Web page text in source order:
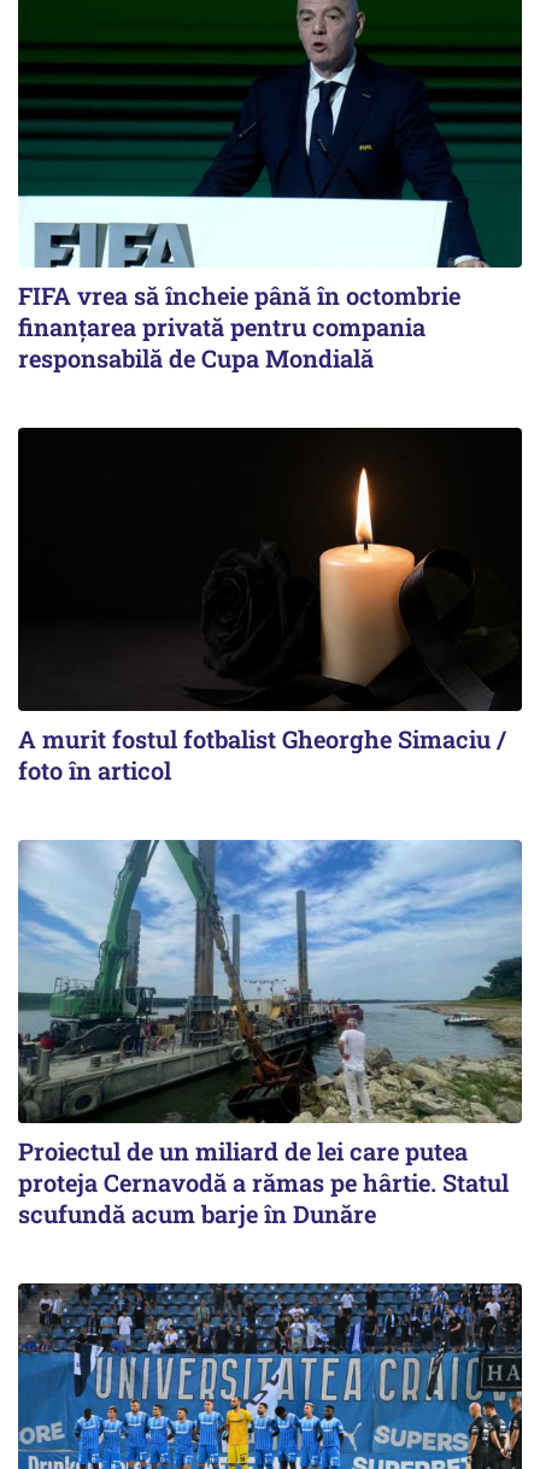
FIFA vrea să încheie până în octombrie
finanțarea privată pentru compania
responsabilă de Cupa Mondială
A murit fostul fotbalist Gheorghe Simaciu /
foto în articol
Proiectul de un miliard de lei care putea
proteja Cernavodă a rămas pe hârtie. Statul
scufundă acum barje în Dunăre